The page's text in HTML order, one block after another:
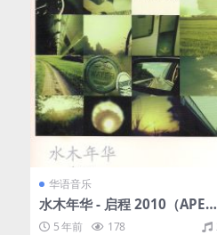
华语音乐
水木年华 - 启程 2010（APE+
CUE/整轨/266M）
5 年前 178